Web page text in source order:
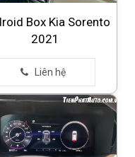
Box Kia Sorento
2021